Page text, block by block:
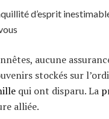
d’esprit
aucune
stockés sur
qui ont disparu. La
alliée.